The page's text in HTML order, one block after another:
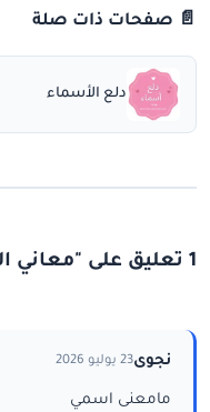
📄 صفحات ذات صلة
دلع الأسماء
1 تعليق على "معاني الأسماء"
نجوى23 يوليو 2026
مامعنى اسمي